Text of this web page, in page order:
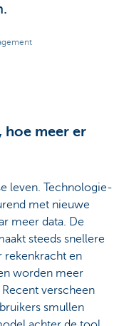
hoe meer er
leven. Technologie-
met nieuwe
meer data. De
steeds snellere
rekenkracht en
worden meer
verscheen
smullen